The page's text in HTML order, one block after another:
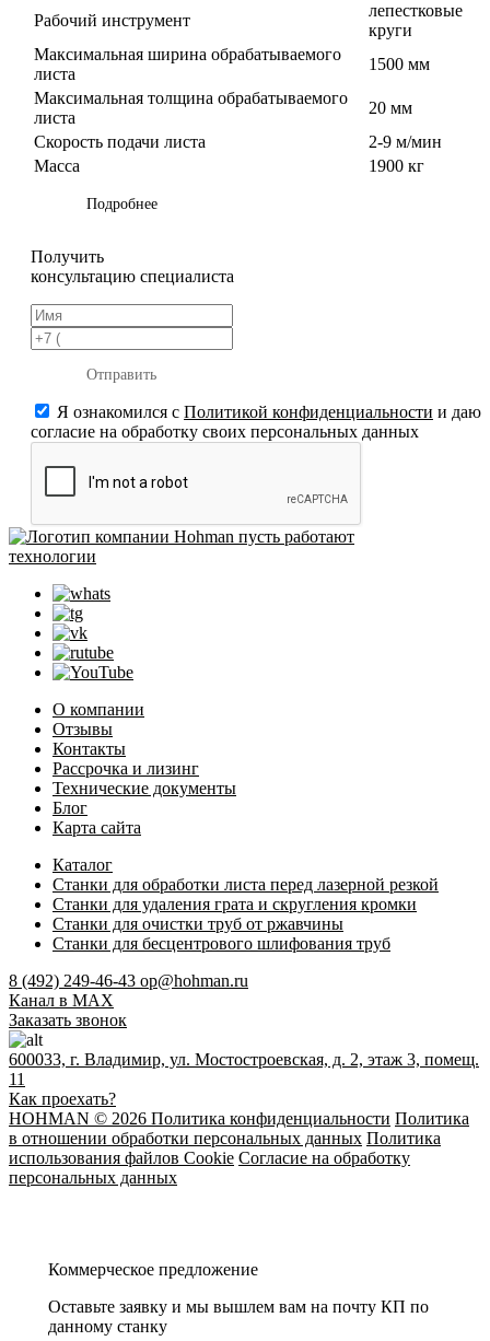
Рабочий инструмент
лепестковые
круги
Максимальная ширина обрабатываемого
листа
1500 мм
Максимальная толщина обрабатываемого
листа
20 мм
Скорость подачи листа
2-9 м/мин
Масса
1900 кг
Подробнее
Получить
консультацию специалиста
Отправить
Я ознакомился с Политикой конфиденциальности и даю
согласие на обработку своих персональных данных
пусть работают
технологии
О компании
Отзывы
Контакты
Рассрочка и лизинг
Технические документы
Блог
Карта сайта
Каталог
Станки для обработки листа перед лазерной резкой
Станки для удаления грата и скругления кромки
Станки для очистки труб от ржавчины
Станки для бесцентрового шлифования труб
8 (492) 249-46-43 op@hohman.ru
Канал в MAX
Заказать звонок
600033, г. Владимир, ул. Мостостроевская, д. 2, этаж 3, помещ.
11
Как проехать?
HOHMAN © 2026 Политика конфиденциальности Политика
в отношении обработки персональных данных Политика
использования файлов Cookie Согласие на обработку
персональных данных
Коммерческое предложение
Оставьте заявку и мы вышлем вам на почту КП по
данному станку